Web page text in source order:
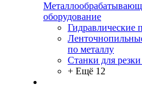
оборудование
Гидравлические
по металлу
Станки для
+ Ещё 12